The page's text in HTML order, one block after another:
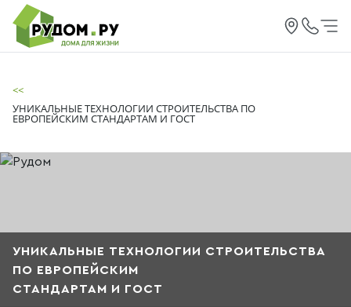
<<
УНИКАЛЬНЫЕ ТЕХНОЛОГИИ СТРОИТЕЛЬСТВА ПО
ЕВРОПЕЙСКИМ СТАНДАРТАМ И ГОСТ
УНИКАЛЬНЫЕ ТЕХНОЛОГИИ СТРОИТЕЛЬСТВА
ПО ЕВРОПЕЙСКИМ
СТАНДАРТАМ И ГОСТ